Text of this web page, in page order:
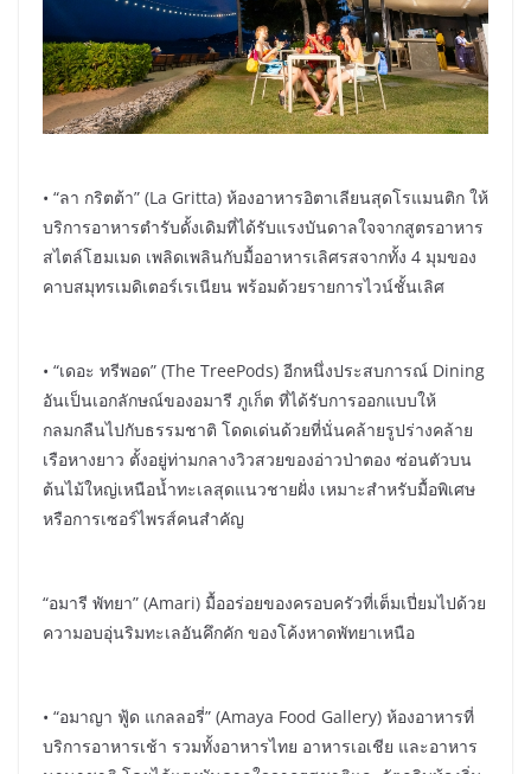
• “ลา กริตต้า” (La Gritta) ห้องอาหารอิตาเลียนสุดโรแมนติก ให้
บริการอาหารตำรับดั้งเดิมที่ได้รับแรงบันดาลใจจากสูตรอาหาร
สไตล์โฮมเมด เพลิดเพลินกับมื้ออาหารเลิศรสจากทั้ง 4 มุมของ
คาบสมุทรเมดิเตอร์เรเนียน พร้อมด้วยรายการไวน์ชั้นเลิศ
• “เดอะ ทรีพอด” (The TreePods) อีกหนึ่งประสบการณ์ Dining
อันเป็นเอกลักษณ์ของอมารี ภูเก็ต ที่ได้รับการออกแบบให้
กลมกลืนไปกับธรรมชาติ โดดเด่นด้วยที่นั่นคล้ายรูปร่างคล้าย
เรือหางยาว ตั้งอยู่ท่ามกลางวิวสวยของอ่าวป่าตอง ซ่อนตัวบน
ต้นไม้ใหญ่เหนือน้ำทะเลสุดแนวชายฝั่ง เหมาะสำหรับมื้อพิเศษ
หรือการเซอร์ไพรส์คนสำคัญ
“อมารี พัทยา” (Amari) มื้ออร่อยของครอบครัวที่เต็มเปี่ยมไปด้วย
ความอบอุ่นริมทะเลอันคึกคัก ของโค้งหาดพัทยาเหนือ
• “อมาญา ฟู้ด แกลลอรี่” (Amaya Food Gallery) ห้องอาหารที่
บริการอาหารเช้า รวมทั้งอาหารไทย อาหารเอเชีย และอาหาร